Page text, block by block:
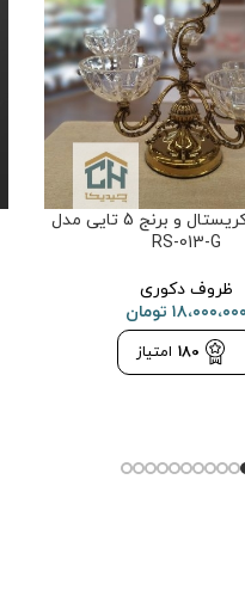
اردو خوری کریستال و برنج 5 تایی مدل
RS-013-G
ظروف دکوری
۱۸،۰۰۰،۰۰۰ تومان
180 امتیاز